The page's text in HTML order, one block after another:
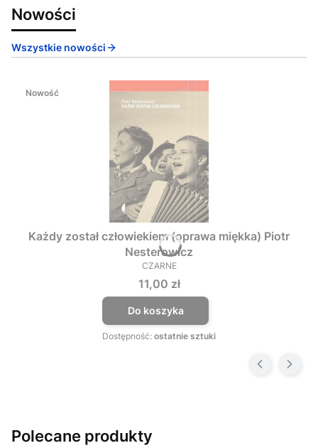
Nowości
Wszystkie nowości
Nowość
Każdy został człowiekiem (oprawa miękka) Piotr
Nesterowicz
PRODUCENT
CZARNE
Cena
11,00 zł
Do koszyka
Dostępność: ostatnie sztuki
Polecane produkty